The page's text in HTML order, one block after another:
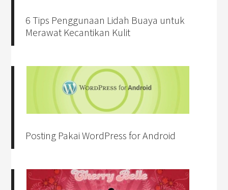
6 Tips Penggunaan Lidah Buaya untuk
Merawat Kecantikan Kulit
Posting Pakai WordPress for Android